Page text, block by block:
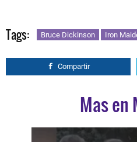
Tags: Bruce Dickinson Iron
Compartir
Mas en